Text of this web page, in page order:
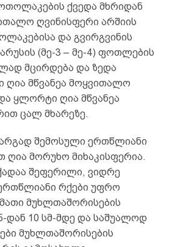
ქვედა მხრიდან
ღვინისფერი არშიის
და გვირგვინის
(მე-3 – მე-4) ფოთლების
მცირდება და ზედა
მწვანეა მოყვითალო
ყლორტი ღია მწვანეა
ცალ მხარეზე.
შემოსული ერთწლიანი
ღია მორუხო მიხაკისფერია.
შეფერილი, ვიდრე
რქები უფრო
მუხლთაშორისების
დან 10 სმ-მდე და საშუალოდ
მუხლთაშორისების